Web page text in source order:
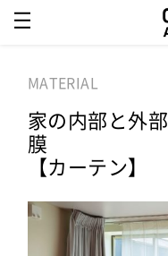
MATERIAL
家の内部と外
膜
【カーテン】